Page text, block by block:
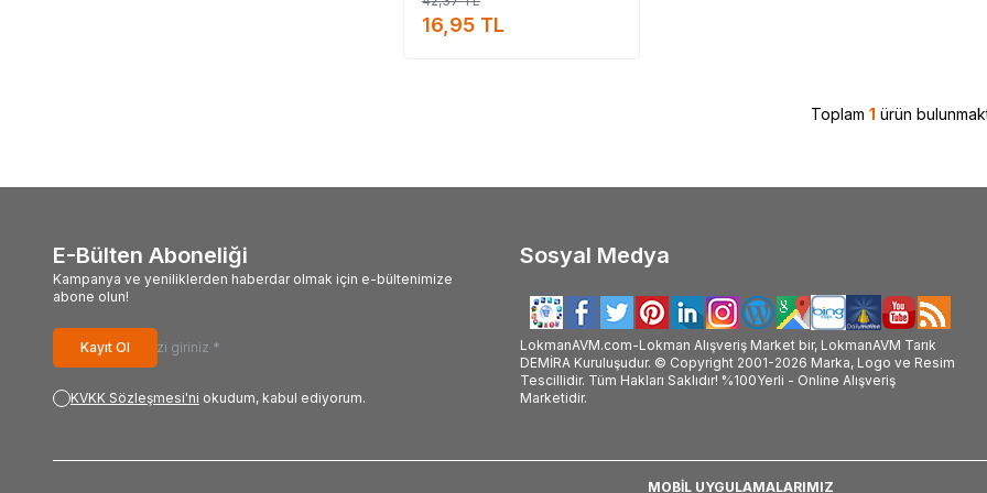
LokmanAVM ürünü faydası, LokmanAVM ürünü faydaları neler, LokmanAVM hakkındaki tüm
16,95 TL
Toplam 1 ürün
E-Bülten Aboneliği
Kampanya ve yeniliklerden haberdar olmak için e-bültenimize
abone olun!
Kayıt Ol
KVKK Sözleşmesi'ni okudum, kabul ediyorum.
Sosyal Medya
LokmanAVM.com-Lokman Alışveriş Market bir, LokmanAVM Tarık
DEMİRA Kuruluşudur. © Copyright 2001-2026 Marka, Logo ve Resim
Tescillidir. Tüm Hakları Saklıdır! %100Yerli - Online Alışveriş
Marketidir.
MOBİL UYGULAMALARIMIZ